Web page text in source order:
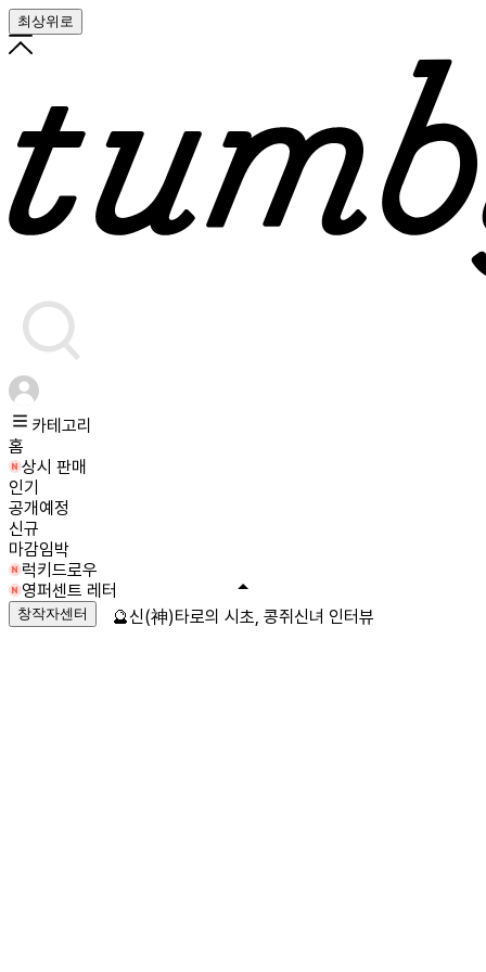
최상위로
카테고리
홈
상시 판매
인기
공개예정
신규
마감임박
럭키드로우
영퍼센트 레터
창작자센터 🔮신(神)타로의 시초, 콩쥐신녀 인터뷰